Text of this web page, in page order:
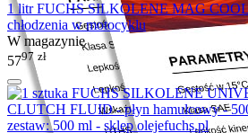
1 litr FUCHS SILKOLENE MAG COOL
chłodzenia w motocyklu
W magazynie
5797 zł